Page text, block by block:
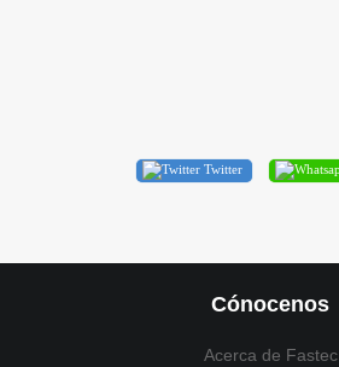
Twitter
Cónocenos
Acerca de Fastec